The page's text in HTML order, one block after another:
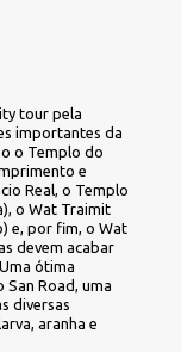
tour pela
importantes da
o Templo do
e
Real, o Templo
o Wat Traimit
e, por fim, o Wat
devem acabar
ótima
Road, uma
diversas
aranha e